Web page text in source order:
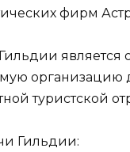
фирм
организацию
туристской
Гильдии: